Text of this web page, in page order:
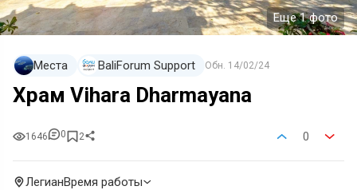
Еще 1 фото
Места BaliForum Support Обн. 14/02/24
Храм Vihara Dharmayana
1646 0 2 0
ЛегианВремя работы